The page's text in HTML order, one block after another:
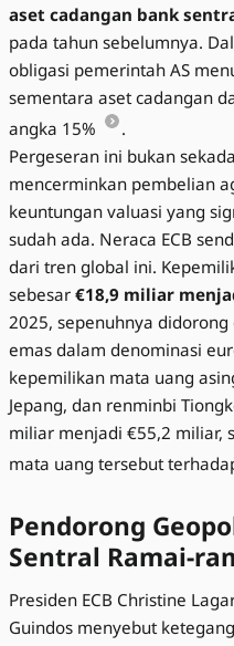
aset cadangan bank
pada tahun sebelumnya.
obligasi pemerintah AS
sementara aset cadangan
angka 15%
.
Pergeseran ini bukan
mencerminkan pembelian
keuntungan valuasi yang
sudah ada. Neraca ECB
dari tren global ini.
sebesar €18,9 miliar
2025, sepenuhnya
emas dalam denominasi
kepemilikan mata uang
Jepang, dan renminbi
miliar menjadi €55,2 miliar,
mata uang tersebut
Pendorong
Sentral Ramai-
Presiden ECB Christine
Guindos menyebut